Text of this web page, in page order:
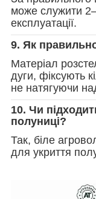
може служити
експлуатації.
9. Як
Матеріал
дуги, фіксують
не натягуючи
10. Чи
полуниці?
Так, біле
для укриття